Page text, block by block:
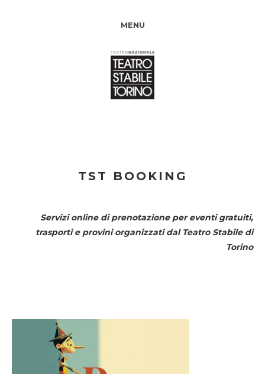
MENU
TST BOOKING
Servizi online di prenotazione per eventi gratuiti,
trasporti e provini organizzati dal Teatro Stabile di
Torino